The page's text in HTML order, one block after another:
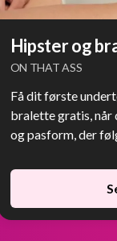
Hipster og
ON THAT ASS
Få dit første
bralette gratis,
og pasform, der